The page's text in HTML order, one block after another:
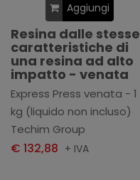
Aggiungi
Resina dalle stesse
caratteristiche di
una resina ad alto
impatto - venata
Express Press venata - 1
kg (liquido non incluso)
Techim Group
€ 132,88 + IVA